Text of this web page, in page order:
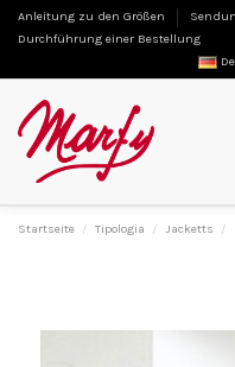
Anleitung zu den Größen
Durchführung einer Bestellung
Startseite Tipologia Jacketts